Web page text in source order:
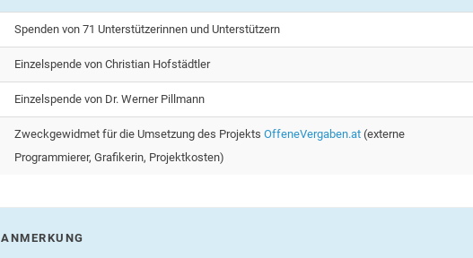
Spenden von 71 Unterstützerinnen und Unterstützern
Einzelspende von Christian Hofstädtler
Einzelspende von Dr. Werner Pillmann
Zweckgewidmet für die Umsetzung des Projekts OffeneVergaben.at(externe
Programmierer, Grafikerin, Projektkosten)
ANMERKUNG